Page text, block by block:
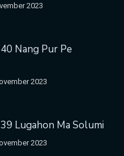
2023
Nang Pur Pe
2023
Lugahon Ma Solumi
2023